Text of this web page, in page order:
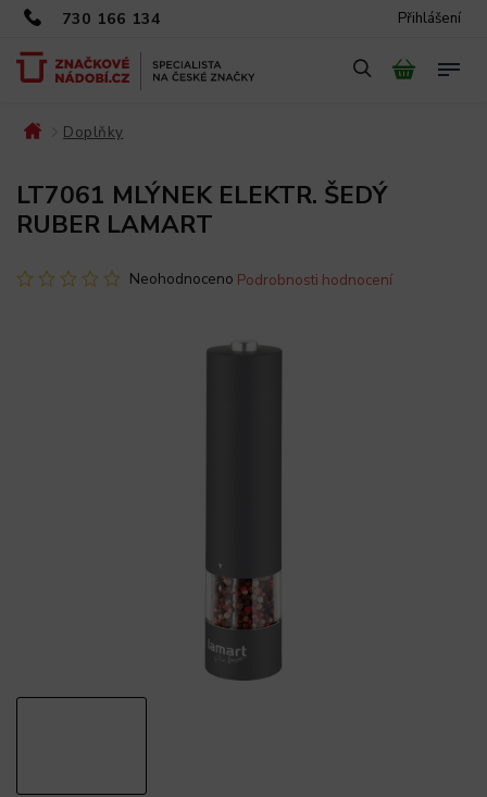
730 166 134 Přihlášení
Doplňky
LT7061 MLÝNEK ELEKTR. ŠEDÝ
RUBER LAMART
Neohodnoceno Podrobnosti hodnocení